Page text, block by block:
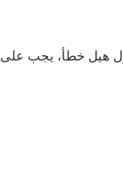
هيل خطأ، يجب على